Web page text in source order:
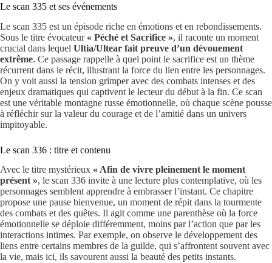
Le scan 335 et ses événements
Le scan 335 est un épisode riche en émotions et en rebondissements.
Sous le titre évocateur « Péché et Sacrifice », il raconte un moment
crucial dans lequel Ultia/Ultear fait preuve d’un dévouement
extrême. Ce passage rappelle à quel point le sacrifice est un thème
récurrent dans le récit, illustrant la force du lien entre les personnages.
On y voit aussi la tension grimper avec des combats intenses et des
enjeux dramatiques qui captivent le lecteur du début à la fin. Ce scan
est une véritable montagne russe émotionnelle, où chaque scène pousse
à réfléchir sur la valeur du courage et de l’amitié dans un univers
impitoyable.
Le scan 336 : titre et contenu
Avec le titre mystérieux « Afin de vivre pleinement le moment
présent », le scan 336 invite à une lecture plus contemplative, où les
personnages semblent apprendre à embrasser l’instant. Ce chapitre
propose une pause bienvenue, un moment de répit dans la tourmente
des combats et des quêtes. Il agit comme une parenthèse où la force
émotionnelle se déploie différemment, moins par l’action que par les
interactions intimes. Par exemple, on observe le développement des
liens entre certains membres de la guilde, qui s’affrontent souvent avec
la vie, mais ici, ils savourent aussi la beauté des petits instants.